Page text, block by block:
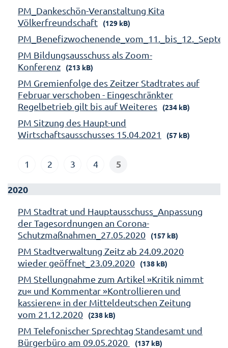
PM_Dankeschön-Veranstaltung Kita
Völkerfreundschaft
(129 kB)
PM Bildungsausschuss als Zoom-
Konferenz
(213 kB)
PM Gremienfolge des Zeitzer Stadtrates auf
Februar verschoben - Eingeschränkter
Regelbetrieb gilt bis auf Weiteres
(234 kB)
PM Sitzung des Haupt-und
Wirtschaftsausschusses 15.04.2021
(57 kB)
1 2 3 4 5
2020
PM Stadtrat und Hauptausschuss_Anpassung
der Tagesordnungen an Corona-
Schutzmaßnahmen_27.05.2020
(157 kB)
PM Stadtverwaltung Zeitz ab 24.09.2020
wieder geöffnet_23.09.2020
(138 kB)
PM Stellungnahme zum Artikel »Kritik nimmt
zu« und Kommentar »Kontrollieren und
kassieren« in der Mitteldeutschen Zeitung
vom 21.12.2020
(238 kB)
PM Telefonischer Sprechtag Standesamt und
Bürgerbüro am 09.05.2020
(137 kB)